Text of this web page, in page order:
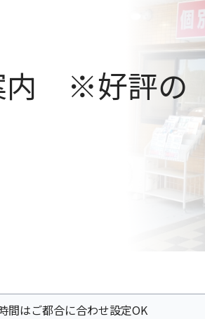
内 ※好評の
はご都合に合わせ設定OK